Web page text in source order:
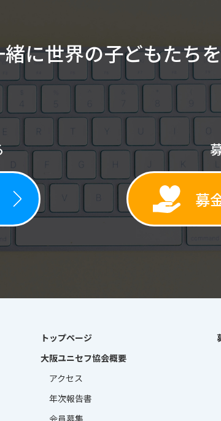
に世界の子どもたちを
募
トップページ
大阪ユニセフ協会概要
アクセス
年次報告書